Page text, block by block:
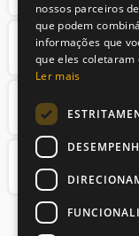
PROCURAR
nossos parceiros
que podem
informações que
que eles coletaram
Ler mais